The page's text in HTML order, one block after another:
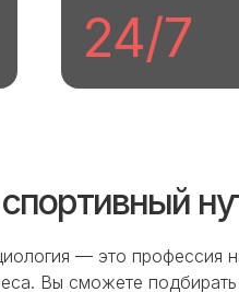
24/7
— это профессия
Вы сможете